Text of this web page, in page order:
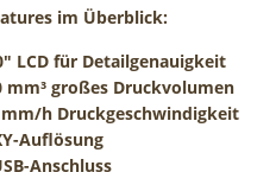
im Überblick:
LCD für Detailgenauigkeit
mm³ großes Druckvolumen
mm/h Druckgeschwindigkeit
Auflösung
Anschluss
Solarbank E1600
mit integr. 0W
LiFePO4 Akku